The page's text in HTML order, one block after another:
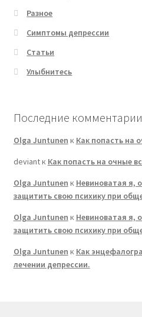
Разное
Симптомы депрессии
Статьи
Улыбнитесь
Последние комментарии
Olga Juntunen к Как попасть на
deviantк Как попасть на очные
Olga Juntunen к Невиноватая я,
защитить свою психику при
Olga Juntunen к Невиноватая я,
защитить свою психику при
Olga Juntunen к Как
лечении депрессии.